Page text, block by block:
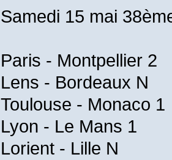
Samedi 15 mai
Paris - Montpellier 2
Lens - Bordeaux N
Toulouse - Monaco 1
Lyon - Le Mans 1
Lorient - Lille N